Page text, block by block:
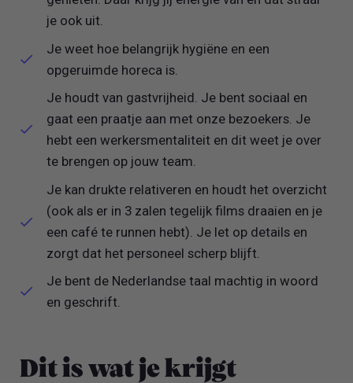
je ook uit.
Je weet hoe belangrijk hygiëne en een
opgeruimde horeca is.
Je houdt van gastvrijheid. Je bent sociaal en
gaat een praatje aan met onze bezoekers. Je
hebt een werkersmentaliteit en dit weet je over
te brengen op jouw team.
Je kan drukte relativeren en houdt het overzicht
(ook als er in 3 zalen tegelijk films draaien en je
een café te runnen hebt). Je let op details en
zorgt dat het personeel scherp blijft.
Je bent de Nederlandse taal machtig in woord
en geschrift.
Dit is wat je krijgt